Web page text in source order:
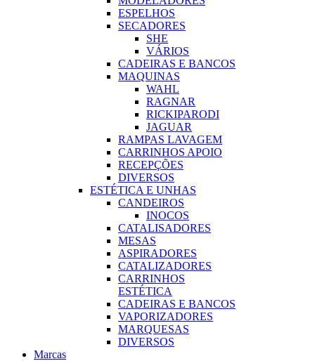
ESPELHOS
SECADORES
SHE
VÁRIOS
CADEIRAS E BANCOS
MAQUINAS
WAHL
RAGNAR
RICKIPARODI
JAGUAR
RAMPAS LAVAGEM
CARRINHOS APOIO
RECEPÇÕES
DIVERSOS
ESTÉTICA E UNHAS
CANDEIROS
INOCOS
CATALISADORES
MESAS
ASPIRADORES
CATALIZADORES
CARRINHOS
ESTÉTICA
CADEIRAS E BANCOS
VAPORIZADORES
MARQUESAS
DIVERSOS
Marcas